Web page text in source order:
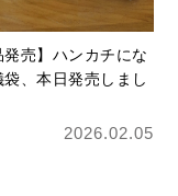
発売】ハンカチにな
袋、本日発売しまし
2026.02.05